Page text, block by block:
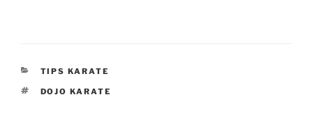
CATEGORIES
TIPS KARATE
TAGS
DOJO KARATE